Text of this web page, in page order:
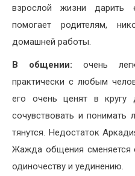
взрослой жизни
помогает родителям,
домашней работы.
В общении: очень
практически с любым
его очень ценят в кругу
сочувствовать и
тянутся. Недостаток
Жажда общения сменяется
одиночеству и уединению.